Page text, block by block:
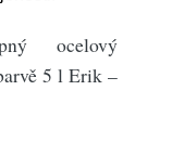
ocelový
5 l Erik –